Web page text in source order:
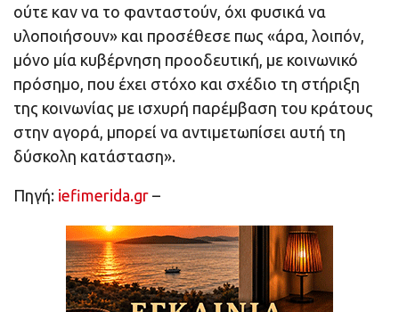
ούτε καν να το φανταστούν, όχι φυσικά να
υλοποιήσουν» και προσέθεσε πως «άρα, λοιπόν,
μόνο μία κυβέρνηση προοδευτική, με κοινωνικό
πρόσημο, που έχει στόχο και σχέδιο τη στήριξη
της κοινωνίας με ισχυρή παρέμβαση του κράτους
στην αγορά, μπορεί να αντιμετωπίσει αυτή τη
δύσκολη κατάσταση».
Πηγή: iefimerida.gr –